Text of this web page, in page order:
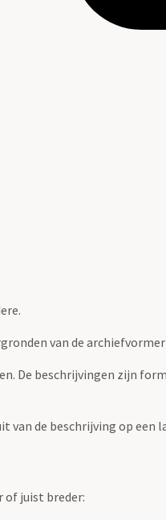
van de
De beschrijvingen zijn
de beschrijving op een
of juist breder: